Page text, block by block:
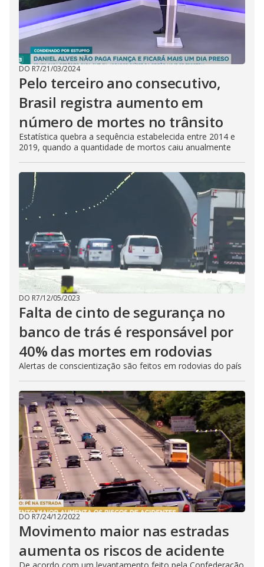
DO R7/21/03/2024
Pelo terceiro ano consecutivo,
Brasil registra aumento em
número de mortes no trânsito
Estatística quebra a sequência estabelecida entre 2014 e
2019, quando a quantidade de mortos caiu anualmente
DO R7/12/05/2023
Falta de cinto de segurança no
banco de trás é responsável por
40% das mortes em rodovias
Alertas de conscientização são feitos em rodovias do país
DO R7/24/12/2022
Movimento maior nas estradas
aumenta os riscos de acidente